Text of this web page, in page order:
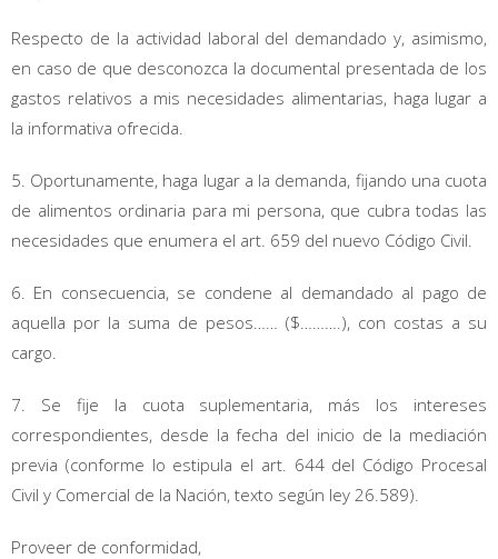
Respecto de la actividad laboral del demandado y, asimismo,
en caso de que desconozca la documental presentada de los
gastos relativos a mis necesidades alimentarias, haga lugar a
la informativa ofrecida.
5. Oportunamente, haga lugar a la demanda, fijando una cuota
de alimentos ordinaria para mi persona, que cubra todas las
necesidades que enumera el art. 659 del nuevo Código Civil.
6. En consecuencia, se condene al demandado al pago de
aquella por la suma de pesos…… ($……….), con costas a su
cargo.
7. Se fije la cuota suplementaria, más los intereses
correspondientes, desde la fecha del inicio de la mediación
previa (conforme lo estipula el art. 644 del Código Procesal
Civil y Comercial de la Nación, texto según ley 26.589).
Proveer de conformidad,